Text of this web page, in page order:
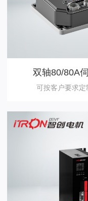
双轴80/80A
可按客户要求定